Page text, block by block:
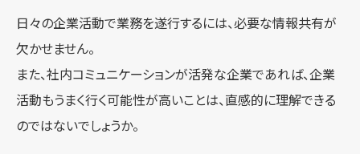
日々の企業活動で業務を遂行するには、必要な情報共有が
欠かせません。
また、社内コミュニケーションが活発な企業であれば、企業
活動もうまく行く可能性が高いことは、直感的に理解できる
のではないでしょうか。